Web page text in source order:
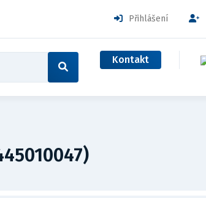
Přihlášení
Kontakt